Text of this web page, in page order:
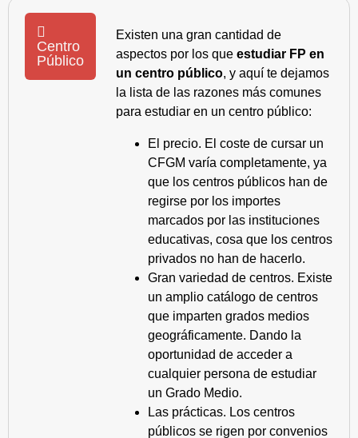
Centro
Público
Existen una gran cantidad de
aspectos por los que estudiar FP en
un centro público, y aquí te dejamos
la lista de las razones más comunes
para estudiar en un centro público:
El precio. El coste de cursar un
CFGM varía completamente, ya
que los centros públicos han de
regirse por los importes
marcados por las instituciones
educativas, cosa que los centros
privados no han de hacerlo.
Gran variedad de centros. Existe
un amplio catálogo de centros
que imparten grados medios
geográficamente. Dando la
oportunidad de acceder a
cualquier persona de estudiar
un Grado Medio.
Las prácticas. Los centros
públicos se rigen por convenios